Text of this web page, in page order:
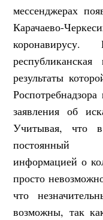
мессенджерах
Карачаево-
результаты
заявления об
Учитывая, что
постоянный
информацией о
просто
что
возможны, так